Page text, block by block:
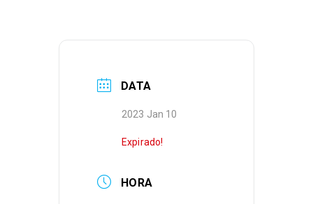
DATA
2023 Jan 10
Expirado!
HORA